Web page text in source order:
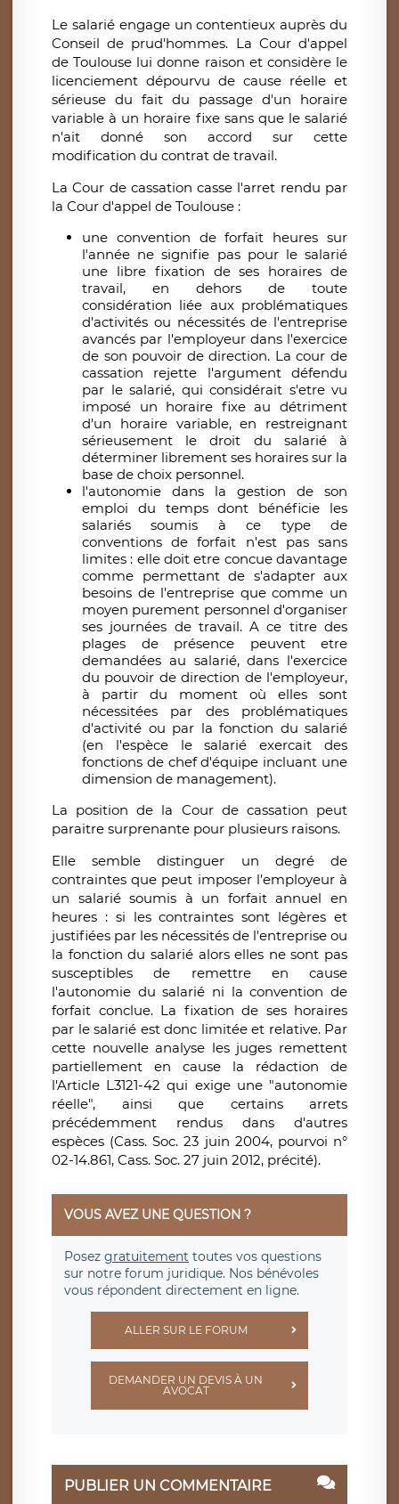
Le salarié engage un contentieux auprès du
Conseil de prud'hommes. La Cour d'appel
de Toulouse lui donne raison et considère le
licenciement dépourvu de cause réelle et
sérieuse du fait du passage d'un horaire
variable à un horaire fixe sans que le salarié
n'ait donné son accord sur cette
modification du contrat de travail.
La Cour de cassation casse l'arret rendu par
la Cour d'appel de Toulouse :
une convention de forfait heures sur
l'année ne signifie pas pour le salarié
une libre fixation de ses horaires de
travail, en dehors de toute
considération liée aux problématiques
d'activités ou nécessités de l'entreprise
avancés par l'employeur dans l'exercice
de son pouvoir de direction. La cour de
cassation rejette l'argument défendu
par le salarié, qui considérait s'etre vu
imposé un horaire fixe au détriment
d'un horaire variable, en restreignant
sérieusement le droit du salarié à
déterminer librement ses horaires sur la
base de choix personnel.
l'autonomie dans la gestion de son
emploi du temps dont bénéficie les
salariés soumis à ce type de
conventions de forfait n'est pas sans
limites : elle doit etre concue davantage
comme permettant de s'adapter aux
besoins de l'entreprise que comme un
moyen purement personnel d'organiser
ses journées de travail. A ce titre des
plages de présence peuvent etre
demandées au salarié, dans l'exercice
du pouvoir de direction de l'employeur,
à partir du moment où elles sont
nécessitées par des problématiques
d'activité ou par la fonction du salarié
(en l'espèce le salarié exercait des
fonctions de chef d'équipe incluant une
dimension de management).
La position de la Cour de cassation peut
paraitre surprenante pour plusieurs raisons.
Elle semble distinguer un degré de
contraintes que peut imposer l'employeur à
un salarié soumis à un forfait annuel en
heures : si les contraintes sont légères et
justifiées par les nécessités de l'entreprise ou
la fonction du salarié alors elles ne sont pas
susceptibles de remettre en cause
l'autonomie du salarié ni la convention de
forfait conclue. La fixation de ses horaires
par le salarié est donc limitée et relative. Par
cette nouvelle analyse les juges remettent
partiellement en cause la rédaction de
l'Article L3121-42 qui exige une "autonomie
réelle", ainsi que certains arrets
précédemment rendus dans d'autres
espèces (Cass. Soc. 23 juin 2004, pourvoi n°
02-14.861, Cass. Soc. 27 juin 2012, précité).
VOUS AVEZ UNE QUESTION ?
Posez gratuitement toutes vos questions
sur notre forum juridique. Nos bénévoles
vous répondent directement en ligne.
ALLER SUR LE FORUM
DEMANDER UN DEVIS À UN
AVOCAT
PUBLIER UN COMMENTAIRE